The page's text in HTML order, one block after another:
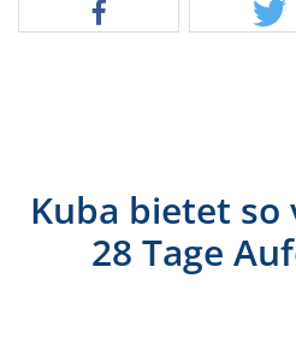
Kuba bietet so
28 Tage